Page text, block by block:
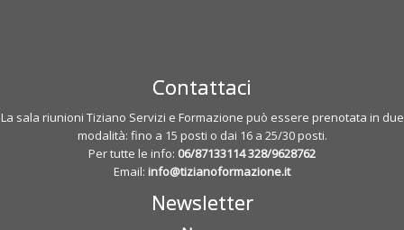
Contattaci
La sala riunioni Tiziano Servizi e Formazione può essere prenotata in due
modalità: fino a 15 posti o dai 16 a 25/30 posti.
Per tutte le info: 06/87133114328/9628762
Email: info@tizianoformazione.it
Newsletter